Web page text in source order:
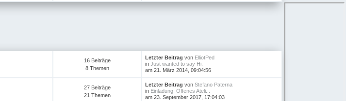
16 Beiträge
8 Themen
Letzter Beitrag von ElliotPed
inJust wanted to say Hi.
am 21. März 2014, 09:04:56
27 Beiträge
21 Themen
Letzter Beitrag vonStefano Paterna
in Einladung: Offenes Ateli...
am 23. September 2017, 17:04:03